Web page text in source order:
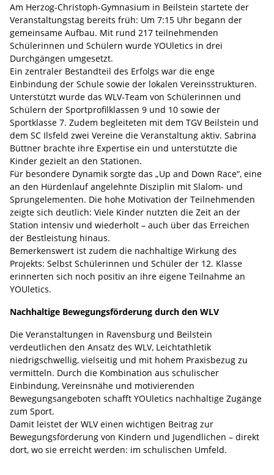
Am Herzog-Christoph-Gymnasium in Beilstein startete der
Veranstaltungstag bereits früh: Um 7:15 Uhr begann der
gemeinsame Aufbau. Mit rund 217 teilnehmenden
Schülerinnen und Schülern wurde YOUletics in drei
Durchgängen umgesetzt.
Ein zentraler Bestandteil des Erfolgs war die enge
Einbindung der Schule sowie der lokalen Vereinsstrukturen.
Unterstützt wurde das WLV-Team von Schülerinnen und
Schülern der Sportprofilklassen 9 und 10 sowie der
Sportklasse 7. Zudem begleiteten mit dem TGV Beilstein und
dem SC Ilsfeld zwei Vereine die Veranstaltung aktiv. Sabrina
Büttner brachte ihre Expertise ein und unterstützte die
Kinder gezielt an den Stationen.
Für besondere Dynamik sorgte das „Up and Down Race“, eine
an den Hürdenlauf angelehnte Disziplin mit Slalom- und
Sprungelementen. Die hohe Motivation der Teilnehmenden
zeigte sich deutlich: Viele Kinder nutzten die Zeit an der
Station intensiv und wiederholt – auch über das Erreichen
der Bestleistung hinaus.
Bemerkenswert ist zudem die nachhaltige Wirkung des
Projekts: Selbst Schülerinnen und Schüler der 12. Klasse
erinnerten sich noch positiv an ihre eigene Teilnahme an
YOUletics.
Nachhaltige Bewegungsförderung durch den WLV
Die Veranstaltungen in Ravensburg und Beilstein
verdeutlichen den Ansatz des WLV, Leichtathletik
niedrigschwellig, vielseitig und mit hohem Praxisbezug zu
vermitteln. Durch die Kombination aus schulischer
Einbindung, Vereinsnähe und motivierenden
Bewegungsangeboten schafft YOUletics nachhaltige Zugänge
zum Sport.
Damit leistet der WLV einen wichtigen Beitrag zur
Bewegungsförderung von Kindern und Jugendlichen – direkt
dort, wo sie erreicht werden: im schulischen Umfeld.